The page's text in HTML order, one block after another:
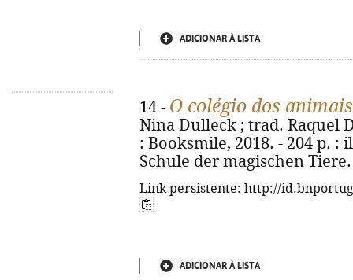
ADICIONAR À LISTA
14 - O colégio dos
Nina Dulleck ; trad. Raquel
: Booksmile, 2018. - 204 p. :
Schule der magischen Tiere.
Link persistente: http://
ADICIONAR À LISTA